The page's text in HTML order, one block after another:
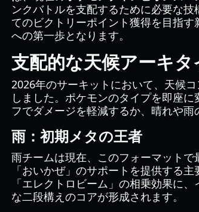
ンクバトルを支配するために必要な
てのビクトリーポイント獲得を目指
への第一歩となります。
支配的な天候アーキタ
2026年のサーキットにおいて、天候
しました。ポケモンのタイプを即座
フでダメージを軽減するか、晴れや
雨：初期メタの王者
雨チームは現在、このフォーマット
「おいかぜ」のサポートを提供する
「エレクトロビーム」の相乗効果に
な二段構えのコアが形成されます。